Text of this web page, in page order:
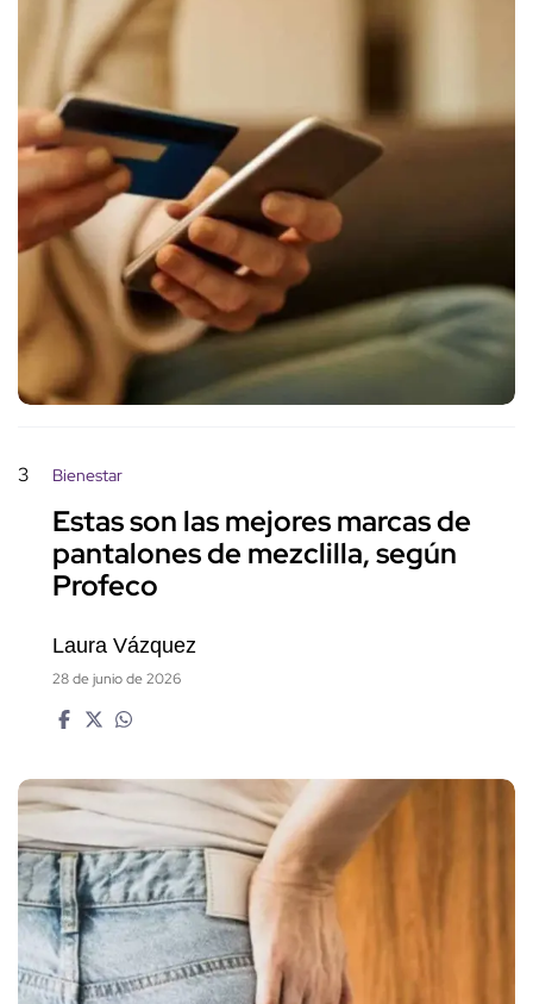
3 Bienestar
Estas son las mejores marcas de
pantalones de mezclilla, según
Profeco
Laura Vázquez
28 de junio de 2026